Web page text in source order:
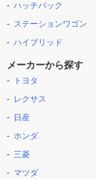
ハッチバック
ステーションワゴン
ハイブリッド
メーカーから探す
トヨタ
レクサス
日産
ホンダ
三菱
マツダ